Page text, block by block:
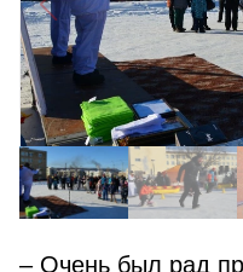
– Очень был рад